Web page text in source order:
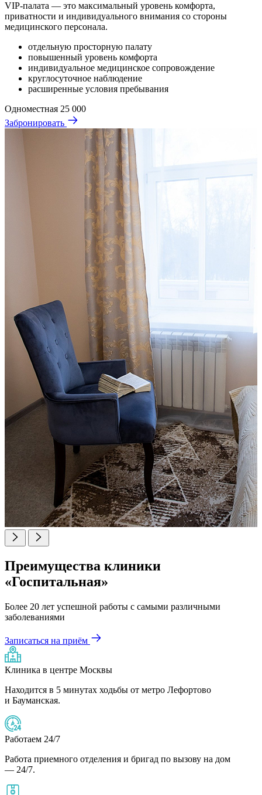
VIP-палата — это максимальный уровень комфорта,
приватности и индивидуального внимания со стороны
медицинского персонала.
отдельную просторную палату
повышенный уровень комфорта
индивидуальное медицинское сопровождение
круглосуточное наблюдение
расширенные условия пребывания
Одноместная 25 000
Забронировать
Преимущества клиники
«Госпитальная»
Более 20 лет успешной работы с самыми различными
заболеваниями
Записаться на приём
Клиника в центре Москвы
Находится в 5 минутах ходьбы от метро Лефортово
и Бауманская.
Работаем 24/7
Работа приемного отделения и бригад по вызову на дом
— 24/7.